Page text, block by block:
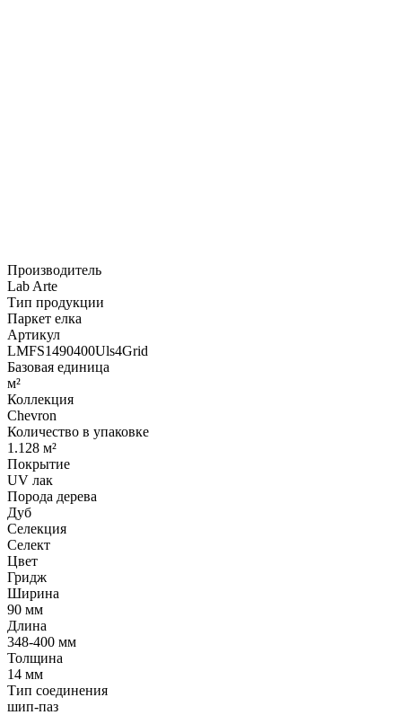
Производитель
Lab Arte
Тип продукции
Паркет елка
Артикул
LMFS1490400Uls4Grid
Базовая единица
м²
Коллекция
Chevron
Количество в упаковке
1.128 м²
Покрытие
UV лак
Порода дерева
Дуб
Селекция
Селект
Цвет
Гридж
Ширина
90 мм
Длина
348-400 мм
Толщина
14 мм
Тип соединения
шип-паз